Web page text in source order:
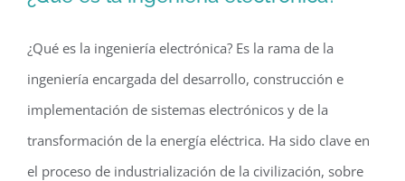
¿Qué es la ingeniería electrónica? Es la rama de la
ingeniería encargada del desarrollo, construcción e
implementación de sistemas electrónicos y de la
transformación de la energía eléctrica. Ha sido clave en
el proceso de industrialización de la civilización, sobre